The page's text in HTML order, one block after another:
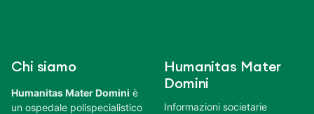
Chi siamo
Humanitas Mater Domini è
un ospedale polispecialistico
Humanitas Mater
Domini
Informazioni societarie